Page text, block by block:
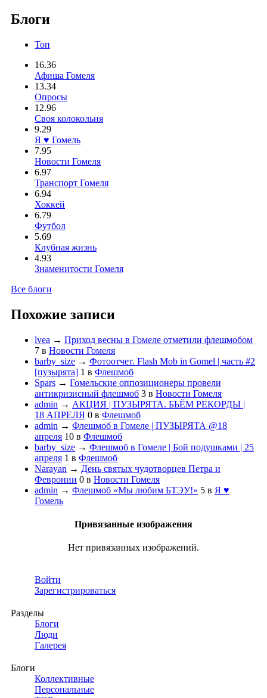
Блоги
Топ
16.36
Афиша Гомеля
13.34
Опросы
12.96
Своя колокольня
9.29
Я ♥ Гомель
7.95
Новости Гомеля
6.97
Транспорт Гомеля
6.94
Хоккей
6.79
Футбол
5.69
Клубная жизнь
4.93
Знаменитости Гомеля
Все блоги
Похожие записи
lvea → Приход весны в Гомеле отметили флешмобом
7 в Новости Гомеля
barby_size → Фотоотчет. Flash Mob in Gomel | часть #2
[пузырята] 1 в Флешмоб
Spars → Гомельские оппозиционеры провели
антикризисный флешмоб 3 в Новости Гомеля
admin → АКЦИЯ | ПУЗЫРЯТА. БЬЁМ РЕКОРДЫ |
18 АПРЕЛЯ 0 в Флешмоб
admin → Флешмоб в Гомеле | ПУЗЫРЯТА @18
апреля 10 в Флешмоб
barby_size → Флешмоб в Гомеле | Бой подушками | 25
апреля 1 в Флешмоб
Narayan → День святых чудотворцев Петра и
Февронии 0 в Новости Гомеля
admin → Флешмоб «Мы любим БТЭУ!» 5 в Я ♥
Гомель
Привязанные изображения
Нет привязанных изображений.
Войти
Зарегистрироваться
Разделы
Блоги
Люди
Галерея
Блоги
Коллективные
Персональные